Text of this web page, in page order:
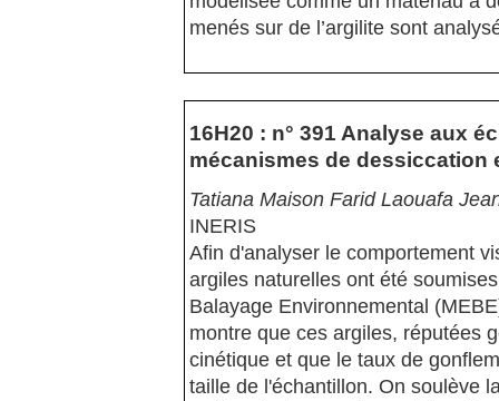
menés sur de l’argilite sont
16H20 : n° 391 Analyse aux
mécanismes de dessiccation
Tatiana Maison Farid Laouafa
INERIS
Afin d'analyser le comportement
argiles naturelles ont été
Balayage Environnemental
montre que ces argiles, réputées
cinétique et que le taux de
taille de l'échantillon. On soulève